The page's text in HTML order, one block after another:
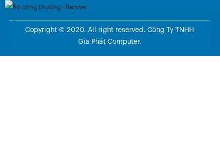
Copyright © 2020. All right reserved. Công Ty TNHH
Gia Phát Computer.